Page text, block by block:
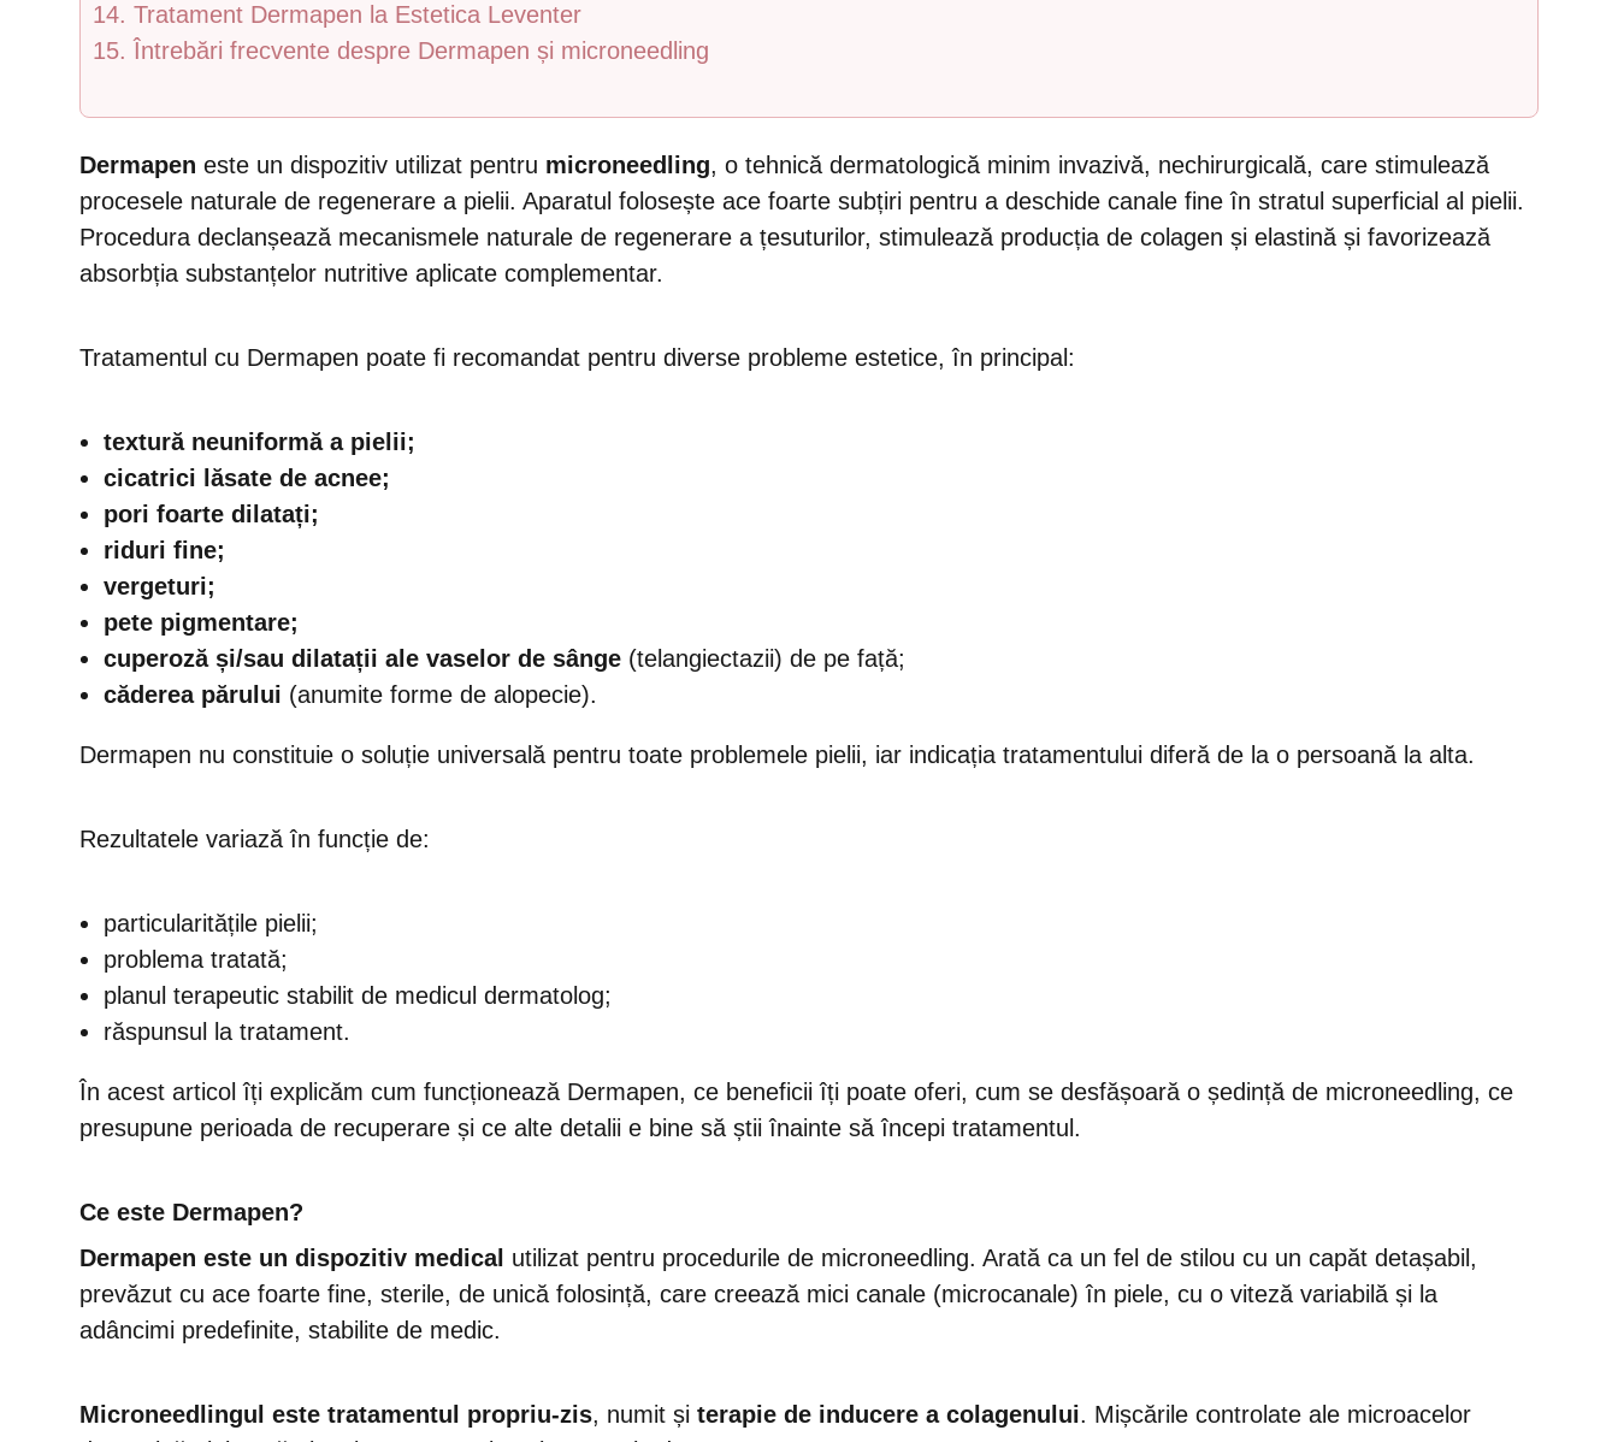
Tratament Dermapen la Estetica Leventer
Întrebări frecvente despre Dermapen și microneedling
Dermapen este un dispozitiv utilizat pentru microneedling, o tehnică dermatologică minim invazivă, nechirurgicală, care stimulează
procesele naturale de regenerare a pielii. Aparatul folosește ace foarte subțiri pentru a deschide canale fine în stratul superficial al pielii.
Procedura declanșează mecanismele naturale de regenerare a țesuturilor, stimulează producția de colagen și elastină și favorizează
absorbția substanțelor nutritive aplicate complementar.
Tratamentul cu Dermapen poate fi recomandat pentru diverse probleme estetice, în principal:
textură neuniformă a pielii;
cicatrici lăsate de acnee;
pori foarte dilatați;
riduri fine;
vergeturi;
pete pigmentare;
cuperoză și/sau dilatații ale vaselor de sânge (telangiectazii) de pe față;
căderea părului (anumite forme de alopecie).
Dermapen nu constituie o soluție universală pentru toate problemele pielii, iar indicația tratamentului diferă de la o persoană la alta.
Rezultatele variază în funcție de:
particularitățile pielii;
problema tratată;
planul terapeutic stabilit de medicul dermatolog;
răspunsul la tratament.
În acest articol îți explicăm cum funcționează Dermapen, ce beneficii îți poate oferi, cum se desfășoară o ședință de microneedling, ce
presupune perioada de recuperare și ce alte detalii e bine să știi înainte să începi tratamentul.
Ce este Dermapen?
Dermapen este un dispozitiv medical utilizat pentru procedurile de microneedling. Arată ca un fel de stilou cu un capăt detașabil,
prevăzut cu ace foarte fine, sterile, de unică folosință, care creează mici canale (microcanale) în piele, cu o viteză variabilă și la
adâncimi predefinite, stabilite de medic.
Microneedlingul este tratamentul propriu-zis, numit și terapie de inducere a colagenului. Mișcările controlate ale microacelor